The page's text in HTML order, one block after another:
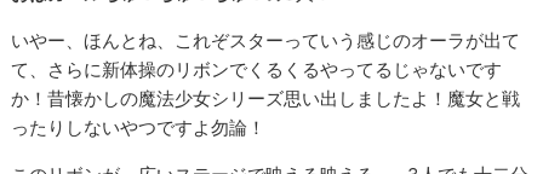
いやー、ほんとね、これぞスターっていう感じのオーラが出て
て、さらに新体操のリボンでくるくるやってるじゃないです
か！昔懐かしの魔法少女シリーズ思い出しましたよ！魔女と戦
ったりしないやつですよ勿論！